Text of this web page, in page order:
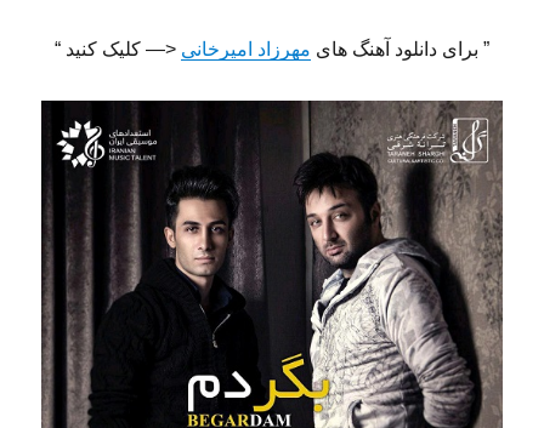
” برای دانلود آهنگ های مهرزاد امیرخانی <— کلیک کنید “